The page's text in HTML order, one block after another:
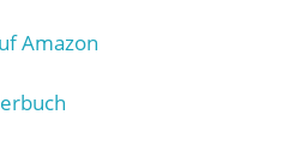
Amazon